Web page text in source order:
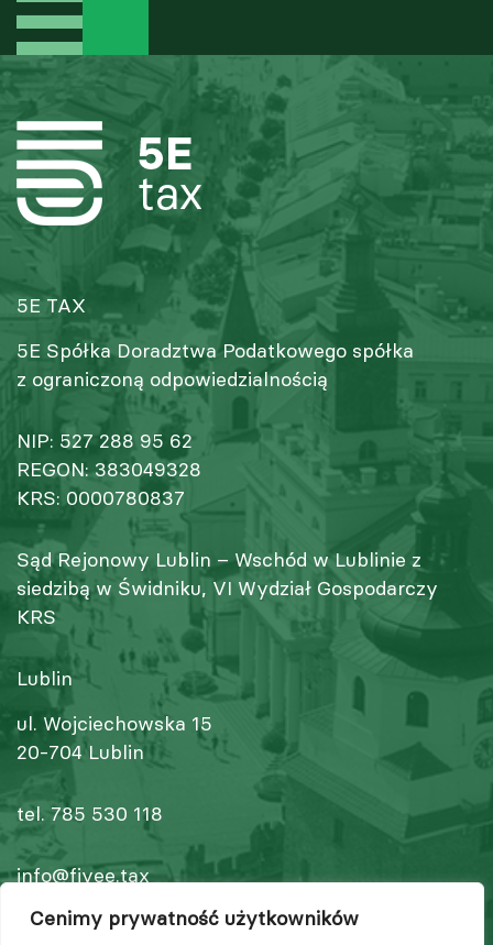
Cenimy prywatność użytkowników
5E TAX
5E Spółka Doradztwa Podatkowego spółka
z ograniczoną odpowiedzialnością
NIP: 527 288 95 62
REGON: 383049328
KRS: 0000780837
Sąd Rejonowy Lublin – Wschód w Lublinie z
siedzibą w Świdniku, VI Wydział Gospodarczy
KRS
Lublin
ul. Wojciechowska 15
20-704 Lublin
tel. 785 530 118
info@fivee.tax
www.5e.tax